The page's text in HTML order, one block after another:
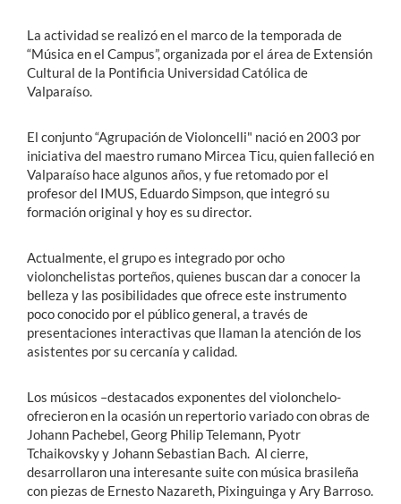
La actividad se realizó en el marco de la temporada de
“Música en el Campus”, organizada por el área de Extensión
Cultural de la Pontificia Universidad Católica de
Valparaíso.
El conjunto “Agrupación de Violoncelli" nació en 2003 por
iniciativa del maestro rumano Mircea Ticu, quien falleció en
Valparaíso hace algunos años, y fue retomado por el
profesor del IMUS, Eduardo Simpson, que integró su
formación original y hoy es su director.
Actualmente, el grupo es integrado por ocho
violonchelistas porteños, quienes buscan dar a conocer la
belleza y las posibilidades que ofrece este instrumento
poco conocido por el público general, a través de
presentaciones interactivas que llaman la atención de los
asistentes por su cercanía y calidad.
Los músicos –destacados exponentes del violonchelo-
ofrecieron en la ocasión un repertorio variado con obras de
Johann Pachebel, Georg Philip Telemann, Pyotr
Tchaikovsky y Johann Sebastian Bach. Al cierre,
desarrollaron una interesante suite con música brasileña
con piezas de Ernesto Nazareth, Pixinguinga y Ary Barroso.